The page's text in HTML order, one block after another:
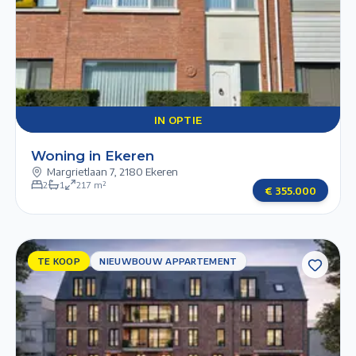
IN OPTIE
Previous slide
Next slide
IN
Woning in Ekeren
Margrietlaan 7, 2180 Ekeren
2 1 217 m² € 355.000
TE KOOP NIEUWBOUW APPARTEMENT
TE KOOP
NIEUWBOUW
APPARTEMENT
Previous slide
Next slide